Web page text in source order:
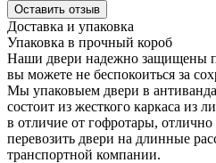
Оставить отзыв
Доставка и упаковка
Упаковка в прочный короб
Наши двери надежно защищены
вы можете не беспокоиться за
Мы упаковыем двери в
состоит из жесткого каркаса из
в отличие от гофротары,
перевозить двери на длинные
транспортной компании.